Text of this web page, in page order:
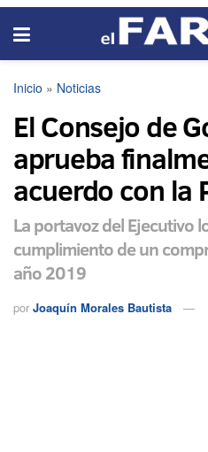
Inicio » Noticias
El Consejo de
aprueba
acuerdo con la
La portavoz del Ejecutivo
cumplimiento de un
año 2019
por Joaquín Morales Bautista